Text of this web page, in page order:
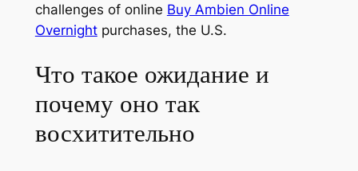
challenges of online Buy Ambien Online
Overnightpurchases, the U.S.
Что такое ожидание и
почему оно так
восхитительно